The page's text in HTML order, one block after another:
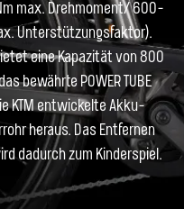
max. Drehmoment/ 600-
Unterstützungsfaktor).
eine Kapazität von 800
bewährte POWER TUBE
die KTM entwickelte Akku-
heraus. Das Entfernen
dadurch zum Kinderspiel.